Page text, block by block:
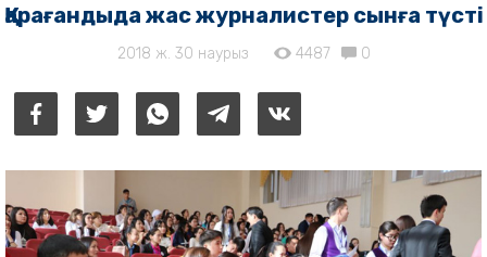
Қарағандыда жас журналистер сынға түсті
2018 ж. 30 наурыз 4487 0